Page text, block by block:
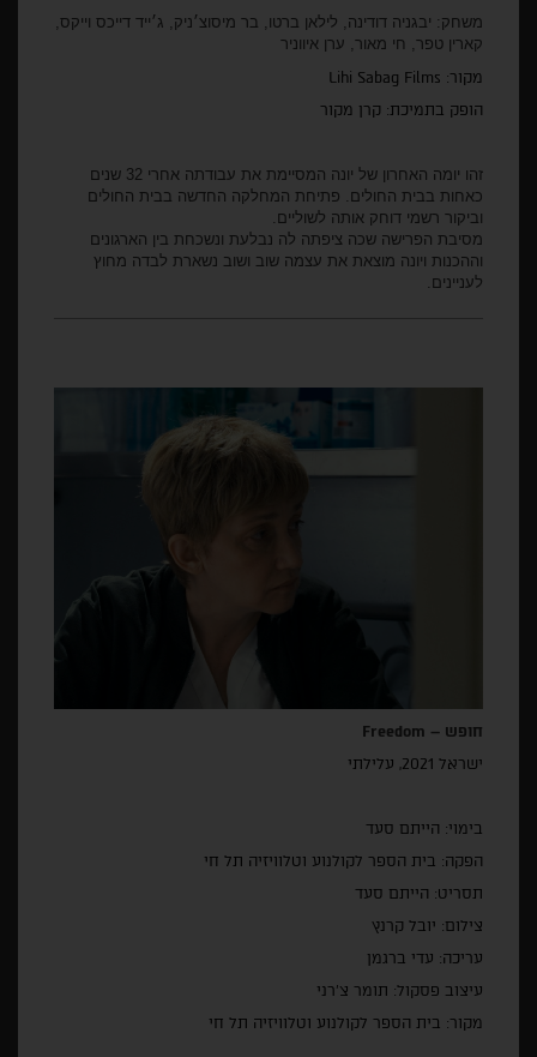
משחק: יבגניה דודינה, לילאן ברטו, בר מיסוצ׳ניק, ג׳ייד דייכס וייקס,
קארין טפר, חי מאור, ערן איווניר
מקור: Lihi Sabag Films
הופק בתמיכת: קרן מקור
זהו יומה האחרון של יונה המסיימת את עבודתה אחרי 32 שנים
כאחות בבית החולים. פתיחת המחלקה החדשה בבית החולים
וביקור רשמי דוחק אותה לשוליים.
מסיבת הפרישה שכה ציפתה לה נבלעת ונשכחת בין הארגונים
וההכנות ויונה מוצאת את עצמה שוב ושוב נשארת לבדה מחוץ
לעניינים.
חופש – Freedom
ישראל 2021, עלילתי
בימוי: הייתם סעד
הפקה: בית הספר לקולנוע וטלוויזיה תל חי
תסריט: הייתם סעד
צילום: יובל קרנץ
עריכה: עדי ברגמן
עיצוב פסקול: תומר צ'רני
מקור: בית הספר לקולנוע וטלוויזיה תל חי